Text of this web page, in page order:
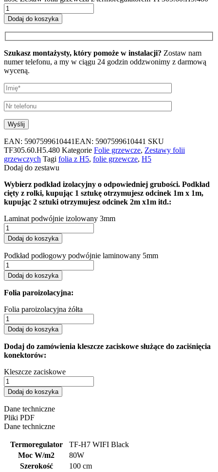
Dodaj do koszyka
Szukasz montażysty, który pomoże w instalacji? Zostaw nam
numer telefonu, a my w ciągu 24 godzin oddzwonimy z darmową
wyceną.
EAN: 5907599610441EAN: 5907599610441 SKU
TF305.60.H5.480 Kategorie Folie grzewcze, Zestawy folii
grzewczych Tagi folia z H5, folie grzewcze, H5
Dodaj do zestawu
Wybierz podkład izolacyjny o odpowiedniej grubości. Podkład
cięty z rolki, kupując 1 sztukę otrzymujesz odcinek 1m x 1m,
kupując 2 sztuki otrzymujesz odcinek 2m x1m itd.:
Laminat podwójnie izolowany 3mm
Dodaj do koszyka
Podkład podłogowy podwójnie laminowany 5mm
Dodaj do koszyka
Folia paroizolacyjna:
Folia paroizolacyjna żółta
Dodaj do koszyka
Dodaj do zamówienia kleszcze zaciskowe służące do zaciśnięcia
konektorów:
Kleszcze zaciskowe
Dodaj do koszyka
Dane techniczne
Pliki PDF
Dane techniczne
Termoregulator
TF-H7 WIFI Black
Moc W/m2
80W
Szerokość
100 cm